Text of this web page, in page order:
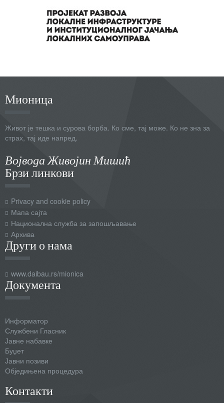
Мионица
Живот је тешка и сурова борба. Ко сме, тај може. Ко не зна за
страх, тај иде напред.
Војвода Живојин Мишић
Брзи линкови
Privacy and cookie policy
Мапа сајта
Национална служба за запошљавање
Архива
Други о нама
www.daibau.rs/mionica
Документа
Информатор
Службени Гласник
Јавне набавке
Буџет
Јавни позиви
Обједињена процедура
Контакти